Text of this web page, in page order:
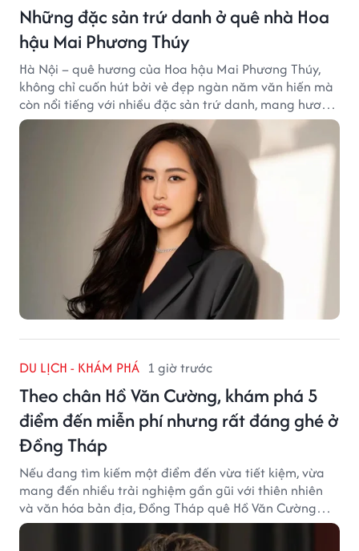
Những đặc sản trứ danh ở quê nhà Hoa
hậu Mai Phương Thúy
Hà Nội – quê hương của Hoa hậu Mai Phương Thúy,
không chỉ cuốn hút bởi vẻ đẹp ngàn năm văn hiến mà
còn nổi tiếng với nhiều đặc sản trứ danh, mang hương
vị tinh tế và đậm đà bản sắc đất kinh kỳ.
DU LỊCH - KHÁM PHÁ 1 giờ trước
Theo chân Hồ Văn Cường, khám phá 5
điểm đến miễn phí nhưng rất đáng ghé ở
Đồng Tháp
Nếu đang tìm kiếm một điểm đến vừa tiết kiệm, vừa
mang đến nhiều trải nghiệm gần gũi với thiên nhiên
và văn hóa bản địa, Đồng Tháp quê Hồ Văn Cường
chắc chắn là lựa chọn đáng cân nhắc.